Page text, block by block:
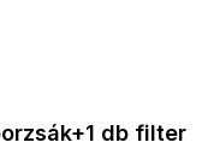
db filter